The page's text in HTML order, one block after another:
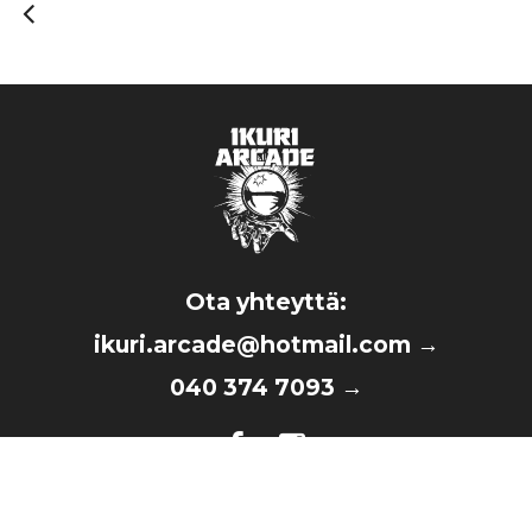
Ota yhteyttä:
ikuri.arcade@hotmail.com →
040 374 7093 →